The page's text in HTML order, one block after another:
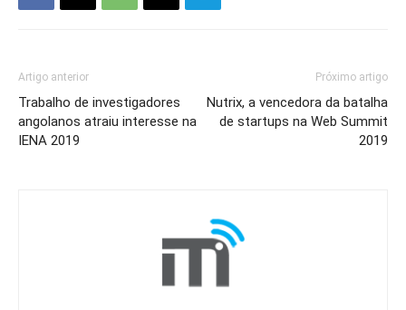
Artigo anterior
Trabalho de investigadores
angolanos atraiu interesse na
IENA 2019
Próximo artigo
Nutrix, a vencedora da batalha
de startups na Web Summit
2019